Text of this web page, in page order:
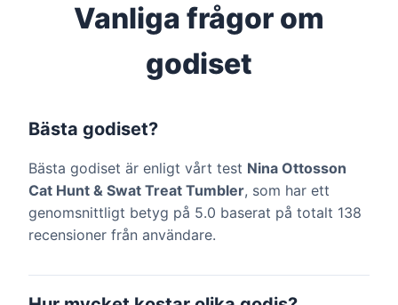
Vanliga frågor om
godiset
Bästa godiset?
Bästa godiset är enligt vårt test Nina Ottosson
Cat Hunt & Swat Treat Tumbler, som har ett
genomsnittligt betyg på 5.0 baserat på totalt 138
recensioner från användare.